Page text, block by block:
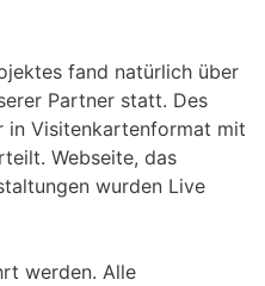
fand natürlich über
Partner statt. Des
in Visitenkartenformat mit
Webseite, das
wurden Live
werden. Alle